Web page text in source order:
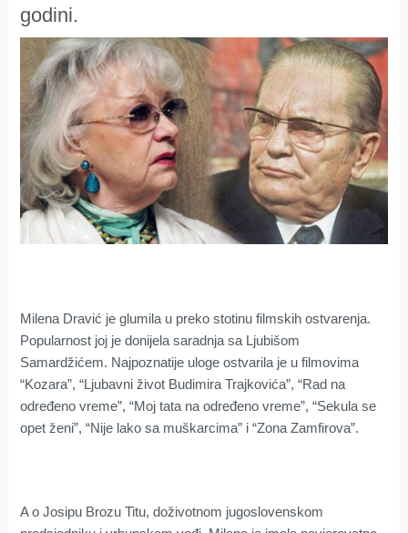
godini.
Milena Dravić je glumila u preko stotinu filmskih ostvarenja.
Popularnost joj je donijela saradnja sa Ljubišom
Samardžićem. Najpoznatije uloge ostvarila je u filmovima
“Kozara”, “Ljubavni život Budimira Trajkovića”, “Rad na
određeno vreme”, “Moj tata na određeno vreme”, “Sekula se
opet ženi”, “Nije lako sa muškarcima” i “Zona Zamfirova”.
A o Josipu Brozu Titu, doživotnom jugoslovenskom